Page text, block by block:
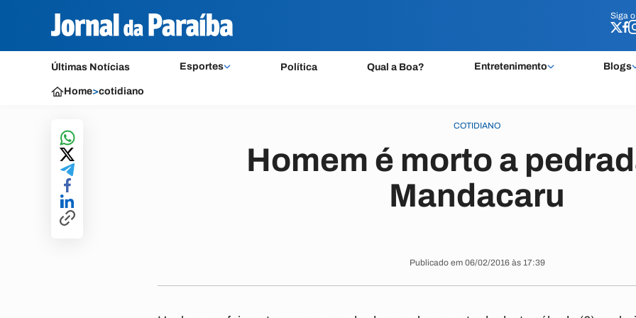
Siga o
Últimas Notícias Esportes Política Qual a Boa? Entretenimento Blogs
Siga o
Home>cotidiano
COTIDIANO
Homem é morto a
Mandacaru
Publicado em 06/02/2016 às 17:39